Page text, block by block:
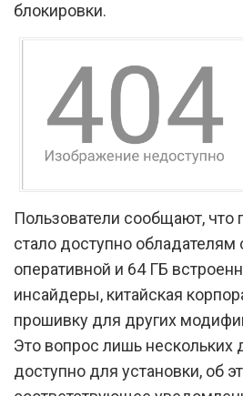
блокировки.
Пользователи сообщают, что
стало доступно
оперативной и 64 ГБ
инсайдеры, китайская
прошивку для других
Это вопрос лишь
доступно для установки, об